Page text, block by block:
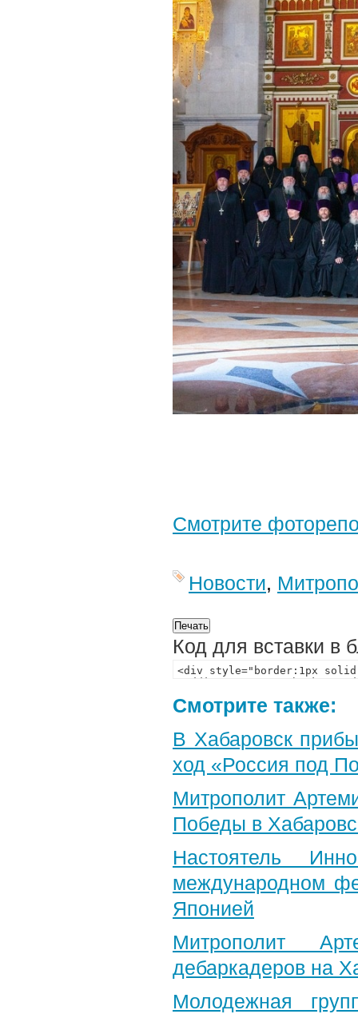
Смотрите
Новости,
Код для вставки в
Смотрите также:
В Хабаровск
ход «Россия под
Митрополит
Победы в
Настоятель
международном
Японией
Митрополит
дебаркадеров на
Молодежная